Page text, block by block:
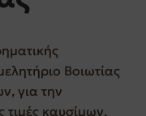
Βοιωτίας
για την
τιμές καυσίμων.